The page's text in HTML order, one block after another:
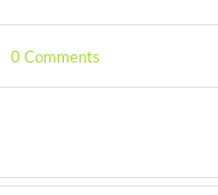
0 Commentson
UNI-
sostenibilità